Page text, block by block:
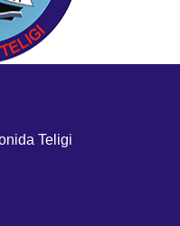
Teligi